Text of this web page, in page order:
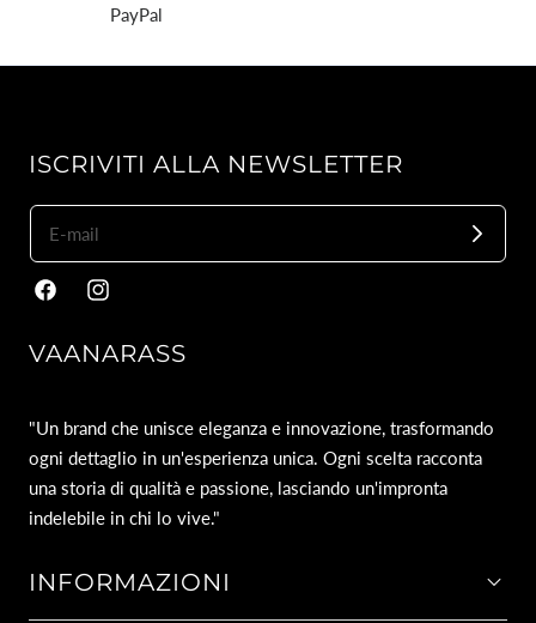
PayPal
VAANARASS
"Un brand che unisce eleganza e innovazione, trasformando
ogni dettaglio in un'esperienza unica. Ogni scelta racconta
una storia di qualità e passione, lasciando un'impronta
indelebile in chi lo vive."
INFORMAZIONI
ISCRIVITI ALLA NEWSLETTER
FacebookInstagram